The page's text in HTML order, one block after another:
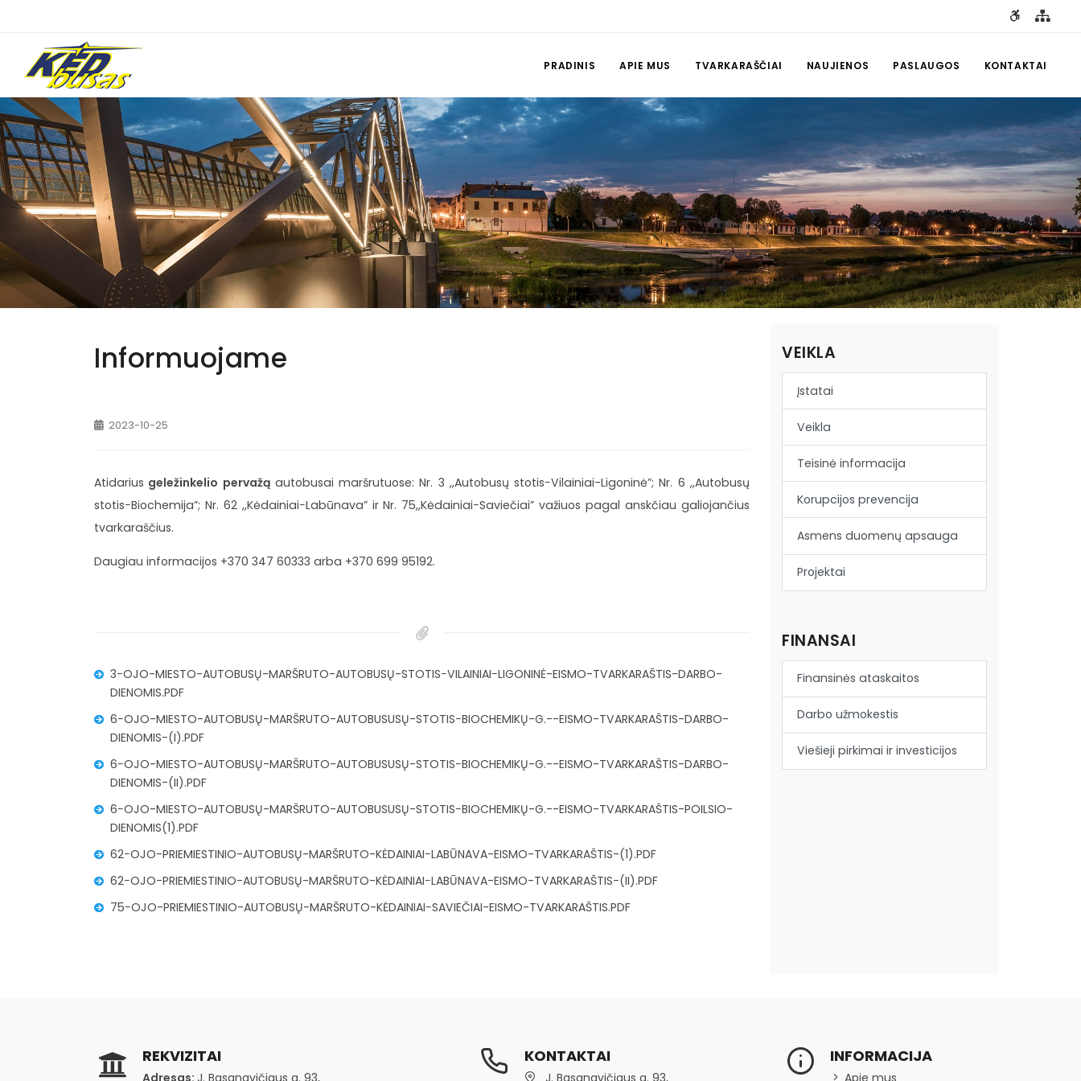
PRADINIS APIE MUS TVARKARAŠČIAI NAUJIENOS PASLAUGOS KONTAKTAI
Informuojame
2023-10-25
Atidarius geležinkelio pervažą autobusai maršrutuose: Nr. 3 ,,Autobusų stotis−Vilainiai-Ligoninė”; Nr. 6 ,,Autobusų
stotis−Biochemija”; Nr. 62 ,,Kėdainiai−Labūnava” ir Nr. 75,,Kėdainiai−Saviečiai” važiuos pagal anskčiau galiojančius
tvarkaraščius.
Daugiau informacijos +370 347 60333 arba +370 699 95192.
3−OJO-MIESTO-AUTOBUSŲ-MARŠRUTO-AUTOBUSŲ-STOTIS−VILAINIAI−LIGONINĖ-EISMO-TVARKARAŠTIS-DARBO-
DIENOMIS.PDF
6−OJO-MIESTO-AUTOBUSŲ-MARŠRUTO-AUTOBUSUSŲ-STOTIS−BIOCHEMIKŲ-G.--EISMO-TVARKARAŠTIS-DARBO-
DIENOMIS-(I).PDF
6−OJO-MIESTO-AUTOBUSŲ-MARŠRUTO-AUTOBUSUSŲ-STOTIS−BIOCHEMIKŲ-G.--EISMO-TVARKARAŠTIS-DARBO-
DIENOMIS-(II).PDF
6−OJO-MIESTO-AUTOBUSŲ-MARŠRUTO-AUTOBUSUSŲ-STOTIS−BIOCHEMIKŲ-G.--EISMO-TVARKARAŠTIS-POILSIO-
DIENOMIS(1).PDF
62−OJO-PRIEMIESTINIO-AUTOBUSŲ-MARŠRUTO-KĖDAINIAI−LABŪNAVA-EISMO-TVARKARAŠTIS-(1).PDF
62−OJO-PRIEMIESTINIO-AUTOBUSŲ-MARŠRUTO-KĖDAINIAI−LABŪNAVA-EISMO-TVARKARAŠTIS-(II).PDF
75−OJO-PRIEMIESTINIO-AUTOBUSŲ-MARŠRUTO-KĖDAINIAI−SAVIEČIAI-EISMO-TVARKARAŠTIS.PDF
VEIKLA
Įstatai
Veikla
Teisinė informacija
Korupcijos prevencija
Asmens duomenų apsauga
Projektai
FINANSAI
Finansinės ataskaitos
Darbo užmokestis
Viešieji pirkimai ir investicijos
REKVIZITAI KONTAKTAI INFORMACIJA